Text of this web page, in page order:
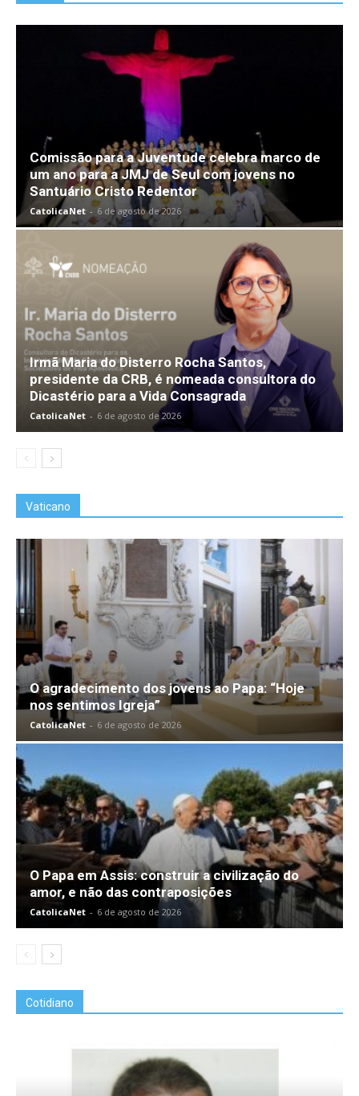
Comissão para a Juventude celebra marco de
um ano para a JMJ de Seul com jovens no
Santuário Cristo Redentor
CatolicaNet - 6 de agosto de 2026
Irmã Maria do Disterro Rocha Santos,
presidente da CRB, é nomeada consultora do
Dicastério para a Vida Consagrada
CatolicaNet - 6 de agosto de 2026
Vaticano
O agradecimento dos jovens ao Papa: “Hoje
nos sentimos Igreja”
CatolicaNet - 6 de agosto de 2026
O Papa em Assis: construir a civilização do
amor, e não das contraposições
CatolicaNet - 6 de agosto de 2026
Cotidiano